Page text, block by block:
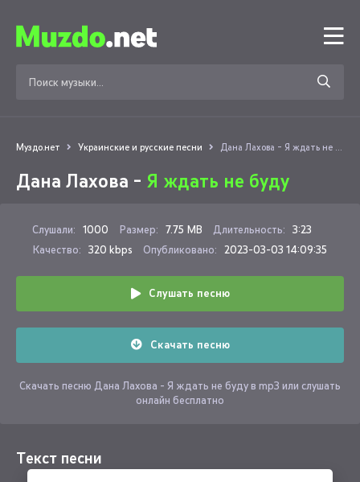
Муздо.нет Украинские и русские песни Дана Лахова - Я ждать не буду
Дана Лахова - Я ждать не буду
Слушали: 1000 Размер: 7.75 MB Длительность: 3:23
Качество: 320 kbps Опубликовано: 2023-03-03 14:09:35
Слушать песню
Скачать песню
Скачать песню Дана Лахова - Я ждать не буду в mp3 или слушать
онлайн бесплатно
Текст песни